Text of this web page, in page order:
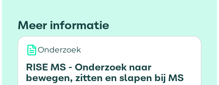
Meer informatie
Onderzoek
RISE MS - Onderzoek naar
bewegen, zitten en slapen bij MS